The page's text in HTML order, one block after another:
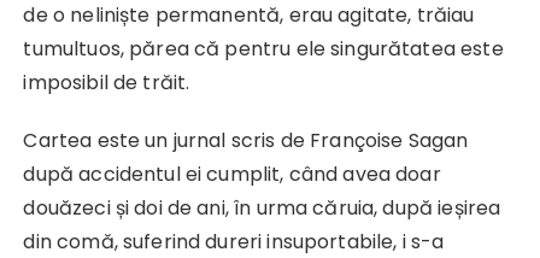
de o neliniște permanentă, erau agitate, trăiau
tumultuos, părea că pentru ele singurătatea este
imposibil de trăit.
Cartea este un jurnal scris de Françoise Sagan
după accidentul ei cumplit, când avea doar
douăzeci și doi de ani, în urma căruia, după ieșirea
din comă, suferind dureri insuportabile, i s-a